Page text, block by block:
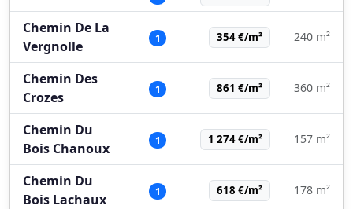
Chemin De La
Vergnolle
1 354 €/m² 240 m²
Chemin Des
Crozes
1 861 €/m² 360 m²
Chemin Du
Bois Chanoux
1 1 274 €/m² 157 m²
Chemin Du
Bois Lachaux
1 618 €/m² 178 m²